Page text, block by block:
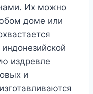
Их можно
доме или
издревле
и